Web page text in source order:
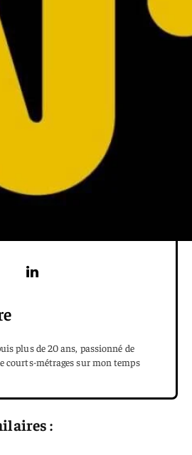
plus de 20 ans, passionné de
courts-métrages sur mon temps
: